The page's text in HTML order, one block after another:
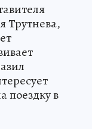
Трутнева,
поездку в